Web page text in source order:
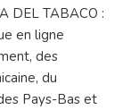
DEL TABACO :
en ligne
des
du
Pays-Bas et